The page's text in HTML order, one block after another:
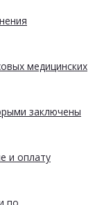
медицинских
заключены
и оплату